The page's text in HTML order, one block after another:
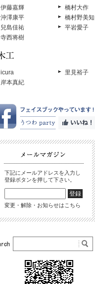
伊藤嘉輝
沖澤康平
兒島佳祐
寺西将樹
橋村大作
橋村野美知
平岩愛子
icura
岸本真紀
里見裕子
下記にメールアドレスを入力し
登録ボタンを押して下さい。
変更・解除・お知らせはこちら